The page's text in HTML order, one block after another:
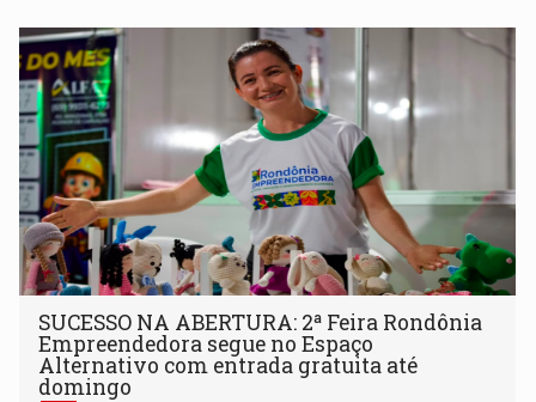
SUCESSO NA ABERTURA: 2ª Feira Rondônia
Empreendedora segue no Espaço
Alternativo com entrada gratuita até
domingo